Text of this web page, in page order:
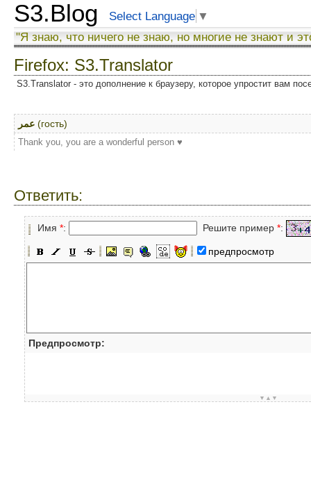
S3.Blog Select Language ▼
"Я знаю, что ничего не знаю, но многие не знают и
Firefox: S3.Translator
S3.Translator - это дополнение к браузеру, которое упростит вам
عمر (гость)
Thank you, you are a wonderful person ♥
Ответить:
Имя *: Решите пример *:
предпросмотр
Предпросмотр:
▼▲▼